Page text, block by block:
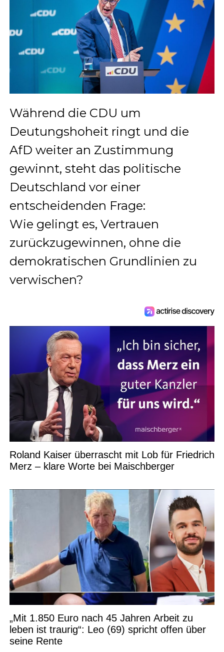
Während die CDU um
Deutungshoheit ringt und die
AfD weiter an Zustimmung
gewinnt, steht das politische
Deutschland vor einer
entscheidenden Frage:
Wie gelingt es, Vertrauen
zurückzugewinnen, ohne die
demokratischen Grundlinien zu
verwischen?
Roland Kaiser überrascht mit Lob für Friedrich
Merz – klare Worte bei Maischberger
„Mit 1.850 Euro nach 45 Jahren Arbeit zu
leben ist traurig“: Leo (69) spricht offen über
seine Rente